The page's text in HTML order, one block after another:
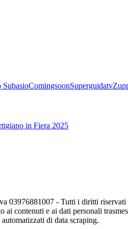
SubasioComingsoonSuperguidatv
in Fiera 2025
03976881007 - Tutti i diritti
ai contenuti e ai dati personali
di data scraping.